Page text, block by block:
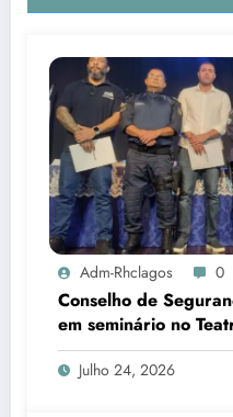
Adm-Rhclagos 0
Conselho de
em seminário no
Julho 24, 2026